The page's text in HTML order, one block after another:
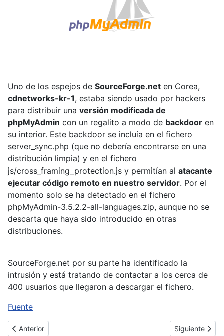
Uno de los espejos de SourceForge.net en Corea,
cdnetworks-kr-1, estaba siendo usado por hackers
para distribuir una versión modificada de
phpMyAdmin con un regalito a modo de backdoor en
su interior. Este backdoor se incluía en el fichero
server_sync.php (que no debería encontrarse en una
distribución limpia) y en el fichero
js/cross_framing_protection.js y permitían al atacante
ejecutar código remoto en nuestro servidor. Por el
momento solo se ha detectado en el fichero
phpMyAdmin-3.5.2.2-all-languages.zip, aunque no se
descarta que haya sido introducido en otras
distribuciones.
SourceForge.net por su parte ha identificado la
intrusión y está tratando de contactar a los cerca de
400 usuarios que llegaron a descargar el fichero.
Fuente
Artículo anterior: Keccak es el algoritmo elegido como SHA-3
Anterior Artículo
Siguiente